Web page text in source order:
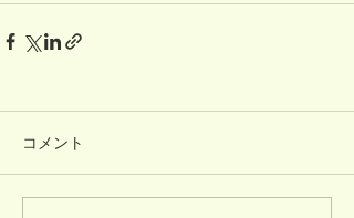
コメント